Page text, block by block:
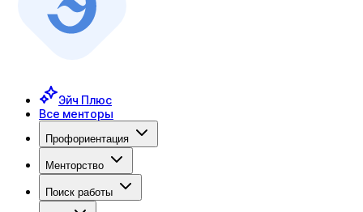
Эйч Плюс
Все менторы
Профориентация
Менторство
Поиск работы